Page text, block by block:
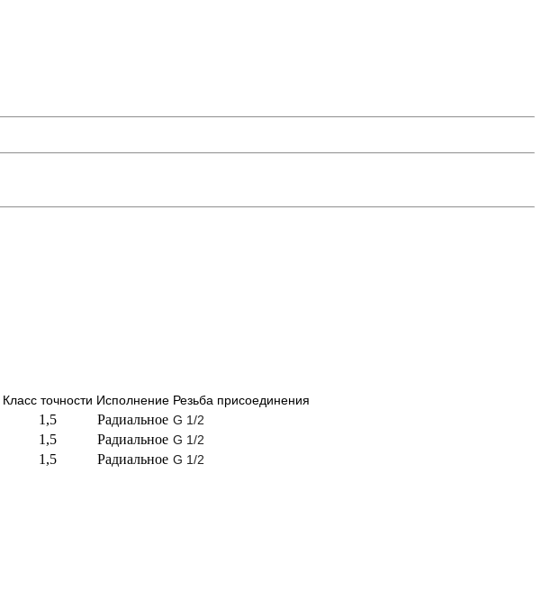
Класс точности Исполнение Резьба присоединения
1,5 Радиальное G 1/2
1,5 Радиальное G 1/2
1,5 Радиальное G 1/2